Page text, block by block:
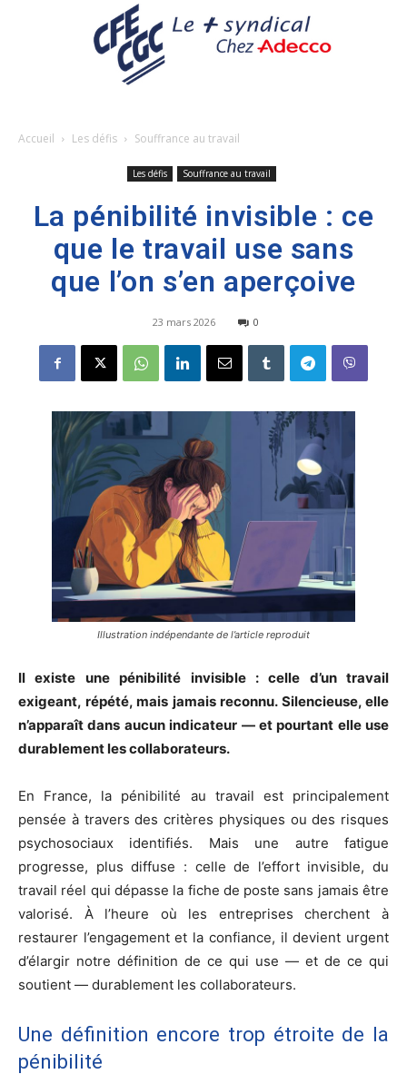
Accueil Les défis Souffrance au travail
Les défis Souffrance au travail
La pénibilité invisible : ce
que le travail use sans
que l’on s’en aperçoive
23 mars 2026 0
Illustration indépendante de l’article reproduit
Il existe une pénibilité invisible : celle d’un travail
exigeant, répété, mais jamais reconnu. Silencieuse, elle
n’apparaît dans aucun indicateur — et pourtant elle use
durablement les collaborateurs.
En France, la pénibilité au travail est principalement
pensée à travers des critères physiques ou des risques
psychosociaux identifiés. Mais une autre fatigue
progresse, plus diffuse : celle de l’effort invisible, du
travail réel qui dépasse la fiche de poste sans jamais être
valorisé. À l’heure où les entreprises cherchent à
restaurer l’engagement et la confiance, il devient urgent
d’élargir notre définition de ce qui use — et de ce qui
soutient — durablement les collaborateurs.
Une définition encore trop étroite de la
pénibilité